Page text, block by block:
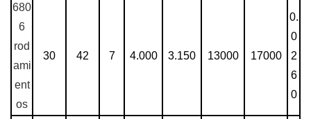
680
6
rod
ami
ent
os
30 42 7 4.000 3.150 13000 17000
0.
0
2
6
0